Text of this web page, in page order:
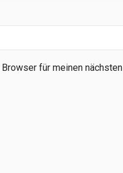
für meinen nächsten